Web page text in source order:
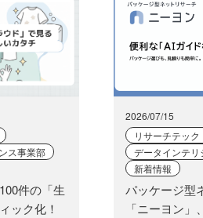
て
任意によるものです。ただし、
があります。
ス事業部
件の「生
ック化！
2026/07/15
リサーチテック
データインテ
新着情報
パッケージ型
「ニーヨン